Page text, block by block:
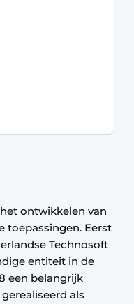
ontwikkelen van
toepassingen. Eerst
Technosoft
entiteit in de
een belangrijk
als